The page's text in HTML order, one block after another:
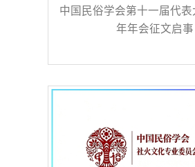
中国民俗学会第十一届代
年年会征文启事